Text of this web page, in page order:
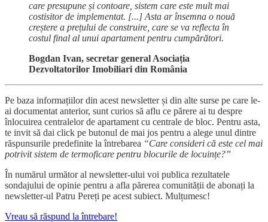
care presupune și contoare, sistem care este mult mai
costisitor de implementat. [...] Asta ar însemna o nouă
creștere a prețului de construire, care se va reflecta în
costul final al unui apartament pentru cumpărători.
Bogdan Ivan, secretar general Asociația
Dezvoltatorilor Imobiliari din România
Pe baza informațiilor din acest newsletter și din alte surse pe care le-
ai documentat anterior, sunt curios să aflu ce părere ai tu despre
înlocuirea centralelor de apartament cu centrale de bloc. Pentru asta,
te invit să dai click pe butonul de mai jos pentru a alege unul dintre
răspunsurile predefinite la întrebarea “Care consideri că este cel mai
potrivit sistem de termoficare pentru blocurile de locuințe?”
În numărul următor al newsletter-ului voi publica rezultatele
sondajului de opinie pentru a afla părerea comunității de abonați la
newsletter-ul Patru Pereți pe acest subiect. Mulțumesc!
Vreau să răspund la întrebare!